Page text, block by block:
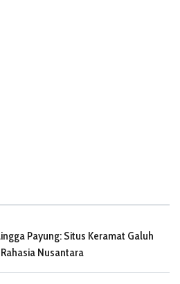
Payung: Situs Keramat Galuh
Nusantara